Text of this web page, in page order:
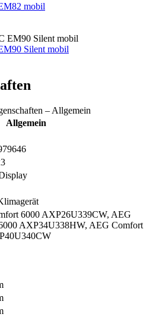
mobil
Silent mobil
– Allgemein
Allgemein
6000 AXP26U339CW, AEG
AXP34U338HW, AEG Comfort